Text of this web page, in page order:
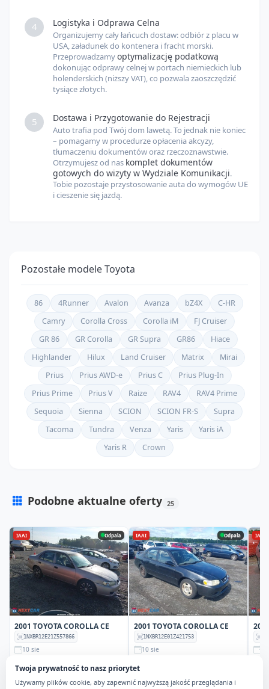
4 Logistyka i Odprawa Celna
Organizujemy cały łańcuch dostaw: odbiór z placu w
USA, załadunek do kontenera i fracht morski.
Przeprowadzamyoptymalizację podatkową
dokonując odprawy celnej w portach niemieckich lub
holenderskich (niższy VAT), co pozwala zaoszczędzić
tysiące złotych.
5 Dostawa i Przygotowanie do Rejestracji
Auto trafia pod Twój dom lawetą. To jednak nie koniec
– pomagamy w procedurze opłacenia akcyzy,
tłumaczeniu dokumentów oraz rzeczoznawstwie.
Otrzymujesz od nas komplet dokumentów
gotowych do wizyty w Wydziale Komunikacji.
Tobie pozostaje przystosowanie auta do wymogów UE
i cieszenie się jazdą.
Pozostałe modeleToyota
86 4Runner Avalon Avanza bZ4X
C-HR
Camry
Corolla Cross Corolla iM
FJ Cruiser
GR 86
GR Corolla GR Supra GR86
Hiace
Highlander
Hilux Land Cruiser Matrix
Mirai
Prius
Prius AWD-e Prius C
Prius Plug-In
Prius Prime
Prius V Raize RAV4
RAV4 Prime
Sequoia
Sienna SCION SCION FR-S
Supra
Tacoma
Tundra Venza Yaris
Yaris iA
Yaris R
Crown
Podobne aktualne oferty 25
IAAI Odpala
2001 TOYOTA COROLLA CE
1NXBR12E21Z557866
10 sie
LICYTACJA
$0
IAAI Odpala
2001 TOYOTA COROLLA CE
1NXBR12E01Z421753
10 sie
$0
IAAI
Sprawdź pełną listę aktualnych ofert dla modelu Toyota Corolla
Twoja prywatność to nasz priorytet
Używamy plików cookie, aby zapewnić najwyższą jakość przeglądania i